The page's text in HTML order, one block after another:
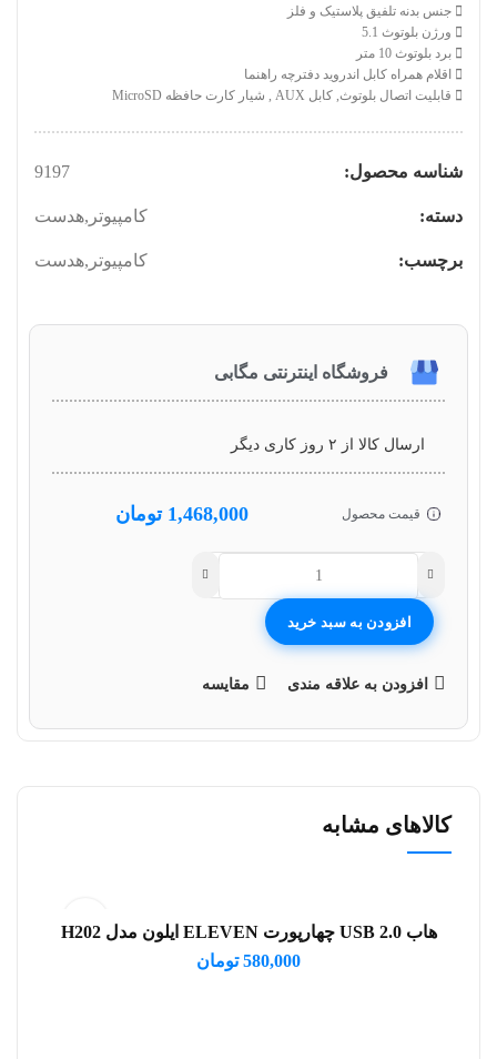
جنس بدنه تلفیق پلاستیک و فلز
ورژن بلوتوث 5.1
برد بلوتوث 10 متر
اقلام همراه کابل اندروید دفترچه راهنما
قابلیت اتصال بلوتوث, کابل AUX , شیار کارت حافظه MicroSD
شناسه محصول: 9197
دسته: کامپیوتر ,هدست
برچسب: کامپیوتر ,هدست
فروشگاه اینترنتی مگابی
ارسال کالا از ۲ روز کاری دیگر
قیمت محصول 1,468,000 تومان
افزودن به سبد خرید
افزودن به علاقه مندی مقایسه
کالاهای مشابه
افزودن به سبد خرید
هاب USB 2.0 چهارپورت ELEVEN ایلون مدل H202
580,000 تومان